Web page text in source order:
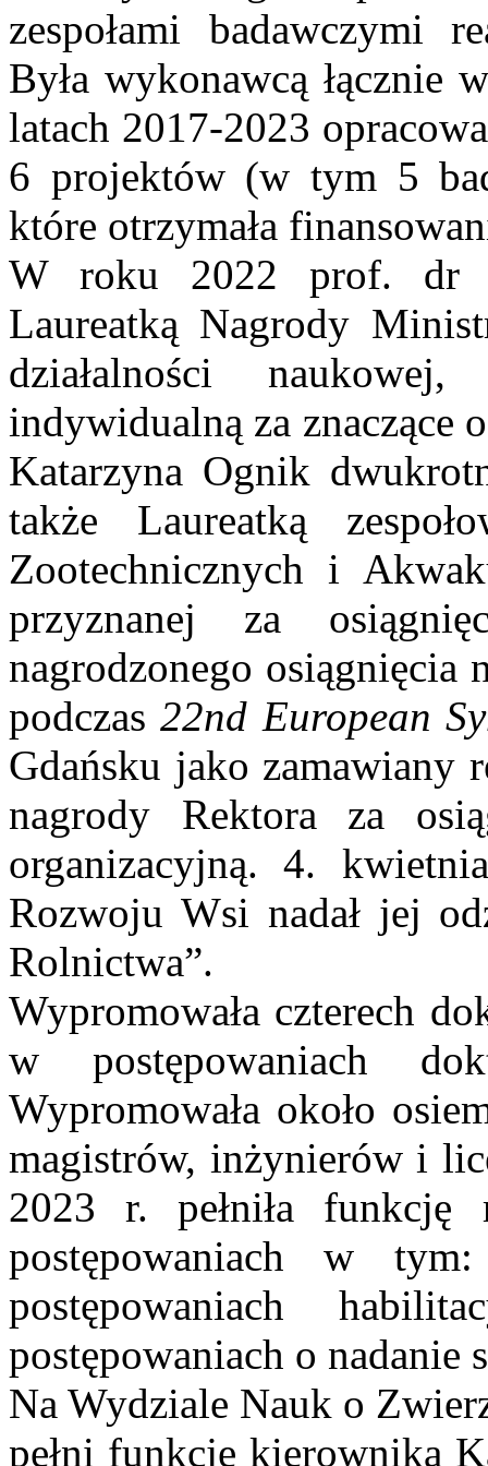
zespołami badawczymi
Była wykonawcą łącznie
latach 2017-2023
6 projektów (w tym 5
które otrzymała
W roku 2022 prof. dr
Laureatką Nagrody
działalności
indywidualną za znaczące
Katarzyna Ognik
także Laureatką
Zootechnicznych i
przyznanej za
nagrodzonego osiągnięcia
podczas22nd European
Gdańsku jako zamawiany
nagrody Rektora za
organizacyjną. 4.
Rozwoju Wsi nadał jej
Rolnictwa”.
Wypromowała czterech
w postępowaniach
Wypromowała około
magistrów, inżynierów i
2023 r. pełniła funkcję
postępowaniach w
postępowaniach
postępowaniach o nadanie
Na Wydziale Nauk o
pełni funkcję kierownika